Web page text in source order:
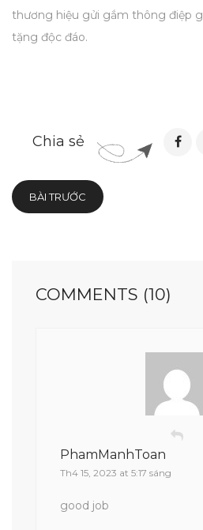
thương hiệu gửi gắm thông điệp
tặng độc đáo.
Chia sẻ
BÀI TRƯỚC
COMMENTS (10)
PhamManhToan
Th4 15, 2023 at 5:17 sáng
good job